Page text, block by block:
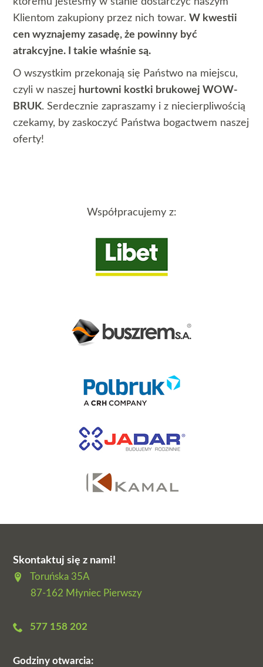
Klientom zakupiony przez nich towar.W kwestii
cen wyznajemy zasadę, że powinny być
atrakcyjne. I takie właśnie są.
O wszystkim przekonają się Państwo na miejscu,
czyli w naszej hurtowni kostki brukowej WOW-
BRUK. Serdecznie zapraszamy i z niecierpliwością
czekamy, by zaskoczyć Państwa bogactwem naszej
oferty!
Współpracujemy z:
Skontaktuj się z nami!

Toruńska 35A
87-162 Młyniec Pierwszy
 577 158 202
Godziny otwarcia: